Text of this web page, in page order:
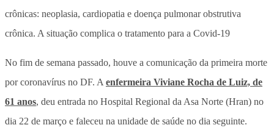
crônicas: neoplasia, cardiopatia e doença pulmonar obstrutiva
crônica. A situação complica o tratamento para a Covid-19
No fim de semana passado, houve a comunicação da primeira morte
por coronavírus no DF. A enfermeira Viviane Rocha de Luiz, de
61 anos, deu entrada no Hospital Regional da Asa Norte (Hran) no
dia 22 de março e faleceu na unidade de saúde no dia seguinte.